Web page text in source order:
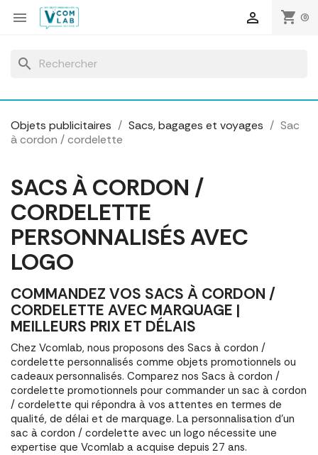
 shopping_cart (0)

search
Objets publicitaires Sacs, bagages et voyages
Sac
à cordon / cordelette
SACS À CORDON /
CORDELETTE
PERSONNALISÉS AVEC
LOGO
COMMANDEZ VOS SACS À CORDON /
CORDELETTE AVEC MARQUAGE |
MEILLEURS PRIX ET DÉLAIS
Chez Vcomlab, nous proposons des Sacs à cordon /
cordelette personnalisés comme objets promotionnels ou
cadeaux personnalisés. Comparez nos Sacs à cordon /
cordelette promotionnels pour commander un sac à cordon
/ cordelette qui répondra à vos attentes en termes de
qualité, de délai et de marquage. La personnalisation d'un
sac à cordon / cordelette avec un logo nécessite une
expertise que Vcomlab a acquise depuis 27 ans.
Panneau de gestion des cookies